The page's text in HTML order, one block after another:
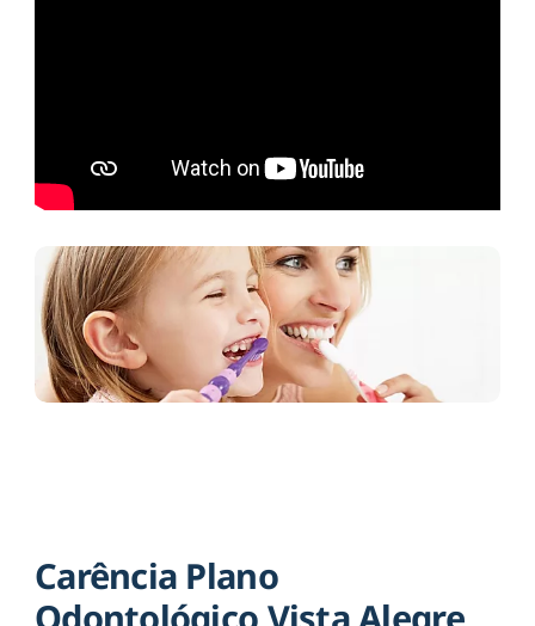
Carência Plano
Odontológico Vista Alegre